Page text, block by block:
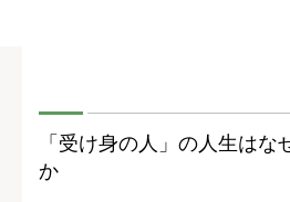
「受け身の人」の人生は
か